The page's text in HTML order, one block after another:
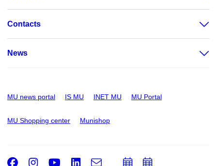
Contacts
News
MU news portal IS MU INET MU MU Portal
MU Shopping center Munishop
Facebook
Instagram
Youtube
LinkedIn
e-
AddAdd